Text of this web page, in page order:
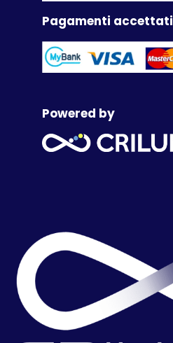
Pagamenti accettati
Powered by